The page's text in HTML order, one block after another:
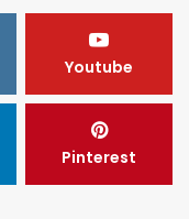
Youtube
Pinterest